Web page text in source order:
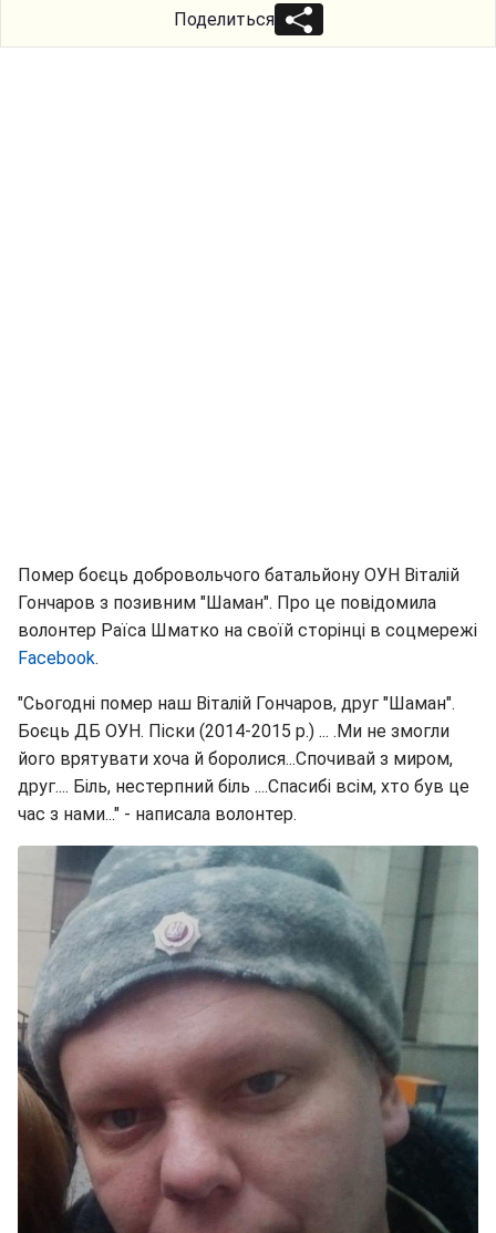
Поделиться
Помер боєць добровольчого батальйону ОУН Віталій
Гончаров з позивним "Шаман". Про це повідомила
волонтер Раїса Шматко на своїй сторінці в соцмережі
Facebook.
"Сьогодні помер наш Віталій Гончаров, друг "Шаман".
Боєць ДБ ОУН. Піски (2014-2015 р.) ... .Ми не змогли
його врятувати хоча й боролися...Спочивай з миром,
друг.... Біль, нестерпний біль ....Спасибі всім, хто був це
час з нами..." - написала волонтер.